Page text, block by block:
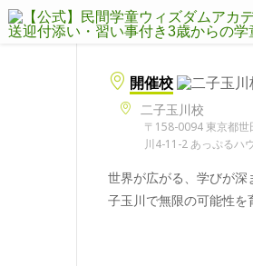
開催校
二子玉川校
〒158-0094 東京都世
川4-11-2 あっぷるハ
世界が広がる、学びが深
子玉川で無限の可能性を